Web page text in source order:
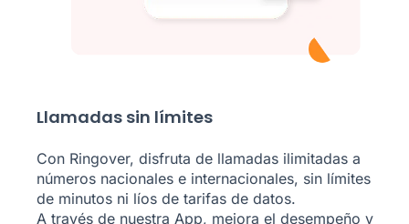
Llamadas sin límites
Con Ringover, disfruta de llamadas ilimitadas a
números nacionales e internacionales, sin límites
de minutos ni líos de tarifas de datos.
A través de nuestra App, mejora el desempeño y